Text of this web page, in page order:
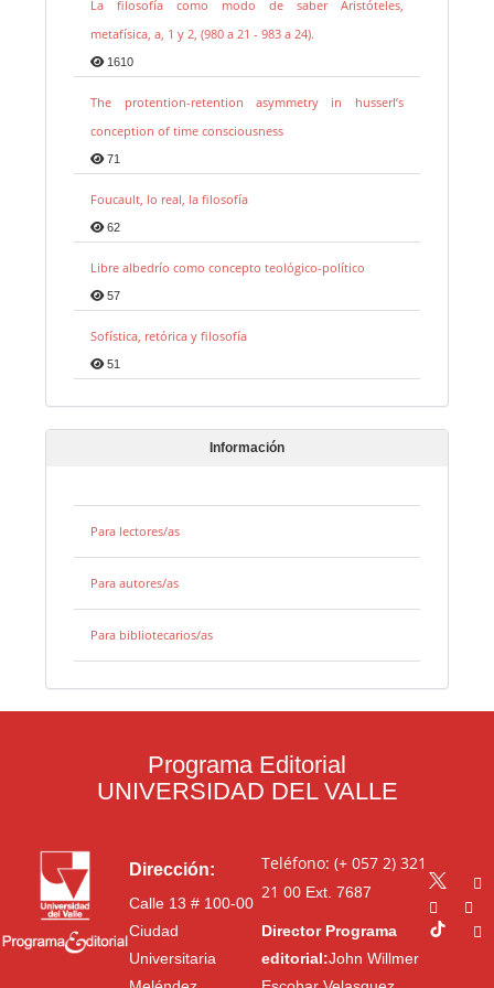
La filosofía como modo de saber Aristóteles,
metafísica, a, 1 y 2, (980 a 21 - 983 a 24).
1610
The protention-retention asymmetry in husserl’s
conception of time consciousness
71
Foucault, lo real, la filosofía
62
Libre albedrío como concepto teológico-político
57
Sofística, retórica y filosofía
51
Información
Para lectores/as
Para autores/as
Para bibliotecarios/as
Programa Editorial
UNIVERSIDAD DEL VALLE
Dirección:
Calle 13 # 100-00
Ciudad
Universitaria
Teléfono: (+ 057 2) 321
21 00Ext. 7687
Director Programa
editorial:John Willmer